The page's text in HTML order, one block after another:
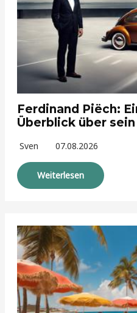
Ferdinand Piëch:
Überblick über
Sven 07.08.2026
Weiterlesen